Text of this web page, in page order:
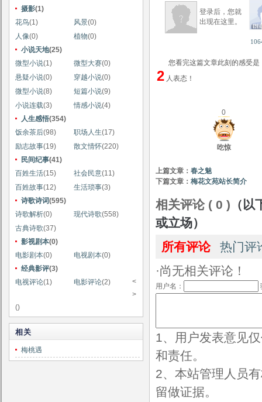
摄影(1)
花鸟(1) 风景(0)
人像(0) 植物(0)
小说天地(25)
微型小说(1) 微型大赛(0)
悬疑小说(0) 穿越小说(0)
微型小说(8) 短篇小说(9)
小说连载(3) 情感小说(4)
人生感悟(354)
饭余茶后(98) 职场人生(17)
励志故事(19) 散文情怀(220)
民间纪事(41)
百姓生活(15) 社会民意(11)
百姓故事(12) 生活琐事(3)
诗歌诗词(595)
诗歌解析(0) 现代诗歌(558)
古典诗歌(37)
影视剧本(0)
电影剧本(0) 电视剧本(0)
经典影评(3)
电视评论(1) 电影评论(2)
<
>
()
相关
梅桃遇
登录后，您就
出现在这里。
您看完这篇文章此刻的感受是
2 人表态！
0
吃惊
上篇文章： 春之魅
下篇文章： 梅花文苑站长简介
相关评论 ( 0 ) （
或立场）
所有评论
热门评
·尚无相关评论！
用户名：
1、用户发表意见
和责任。
2、本站管理人员
留做证据。